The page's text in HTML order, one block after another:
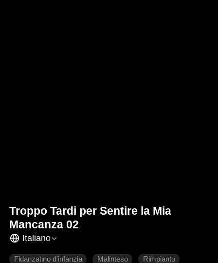
Troppo Tardi per Sentire la Mia
Mancanza 02
Italiano
Fidanzatino d'infanzia Malinteso Rimpianto